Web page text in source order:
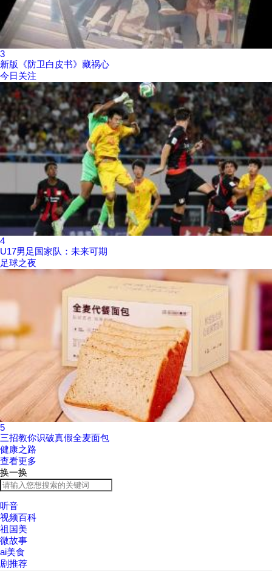
3
新版《防卫白皮书》藏祸心
今日关注
4
U17男足国家队：未来可期
足球之夜
5
三招教你识破真假全麦面包
健康之路
查看更多
换一换
听音
视频百科
祖国美
微故事
ai美食
剧推荐